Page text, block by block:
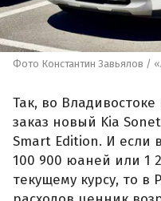
Фото Константин Завьялов /
Так, во
заказ новый Kia
Smart Edition. И если
100 900 юаней или 1
текущему курсу, то в